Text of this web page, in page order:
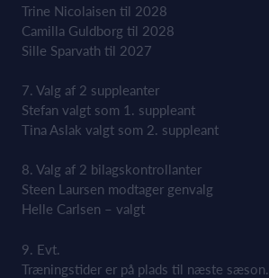
Trine Nicolaisen til 2028
Camilla Guldborg til 2028
Sille Sparvath til 2027
7. Valg af 2 suppleanter
Stefan valgt som 1. suppleant
Tina Aslak valgt som 2. suppleant
8. Valg af 2 bilagskontrollanter
Steen Laursen modtager genvalg
Helle Carlsen – valgt
9. Evt.
Træningstider er på plads til næste sæson.